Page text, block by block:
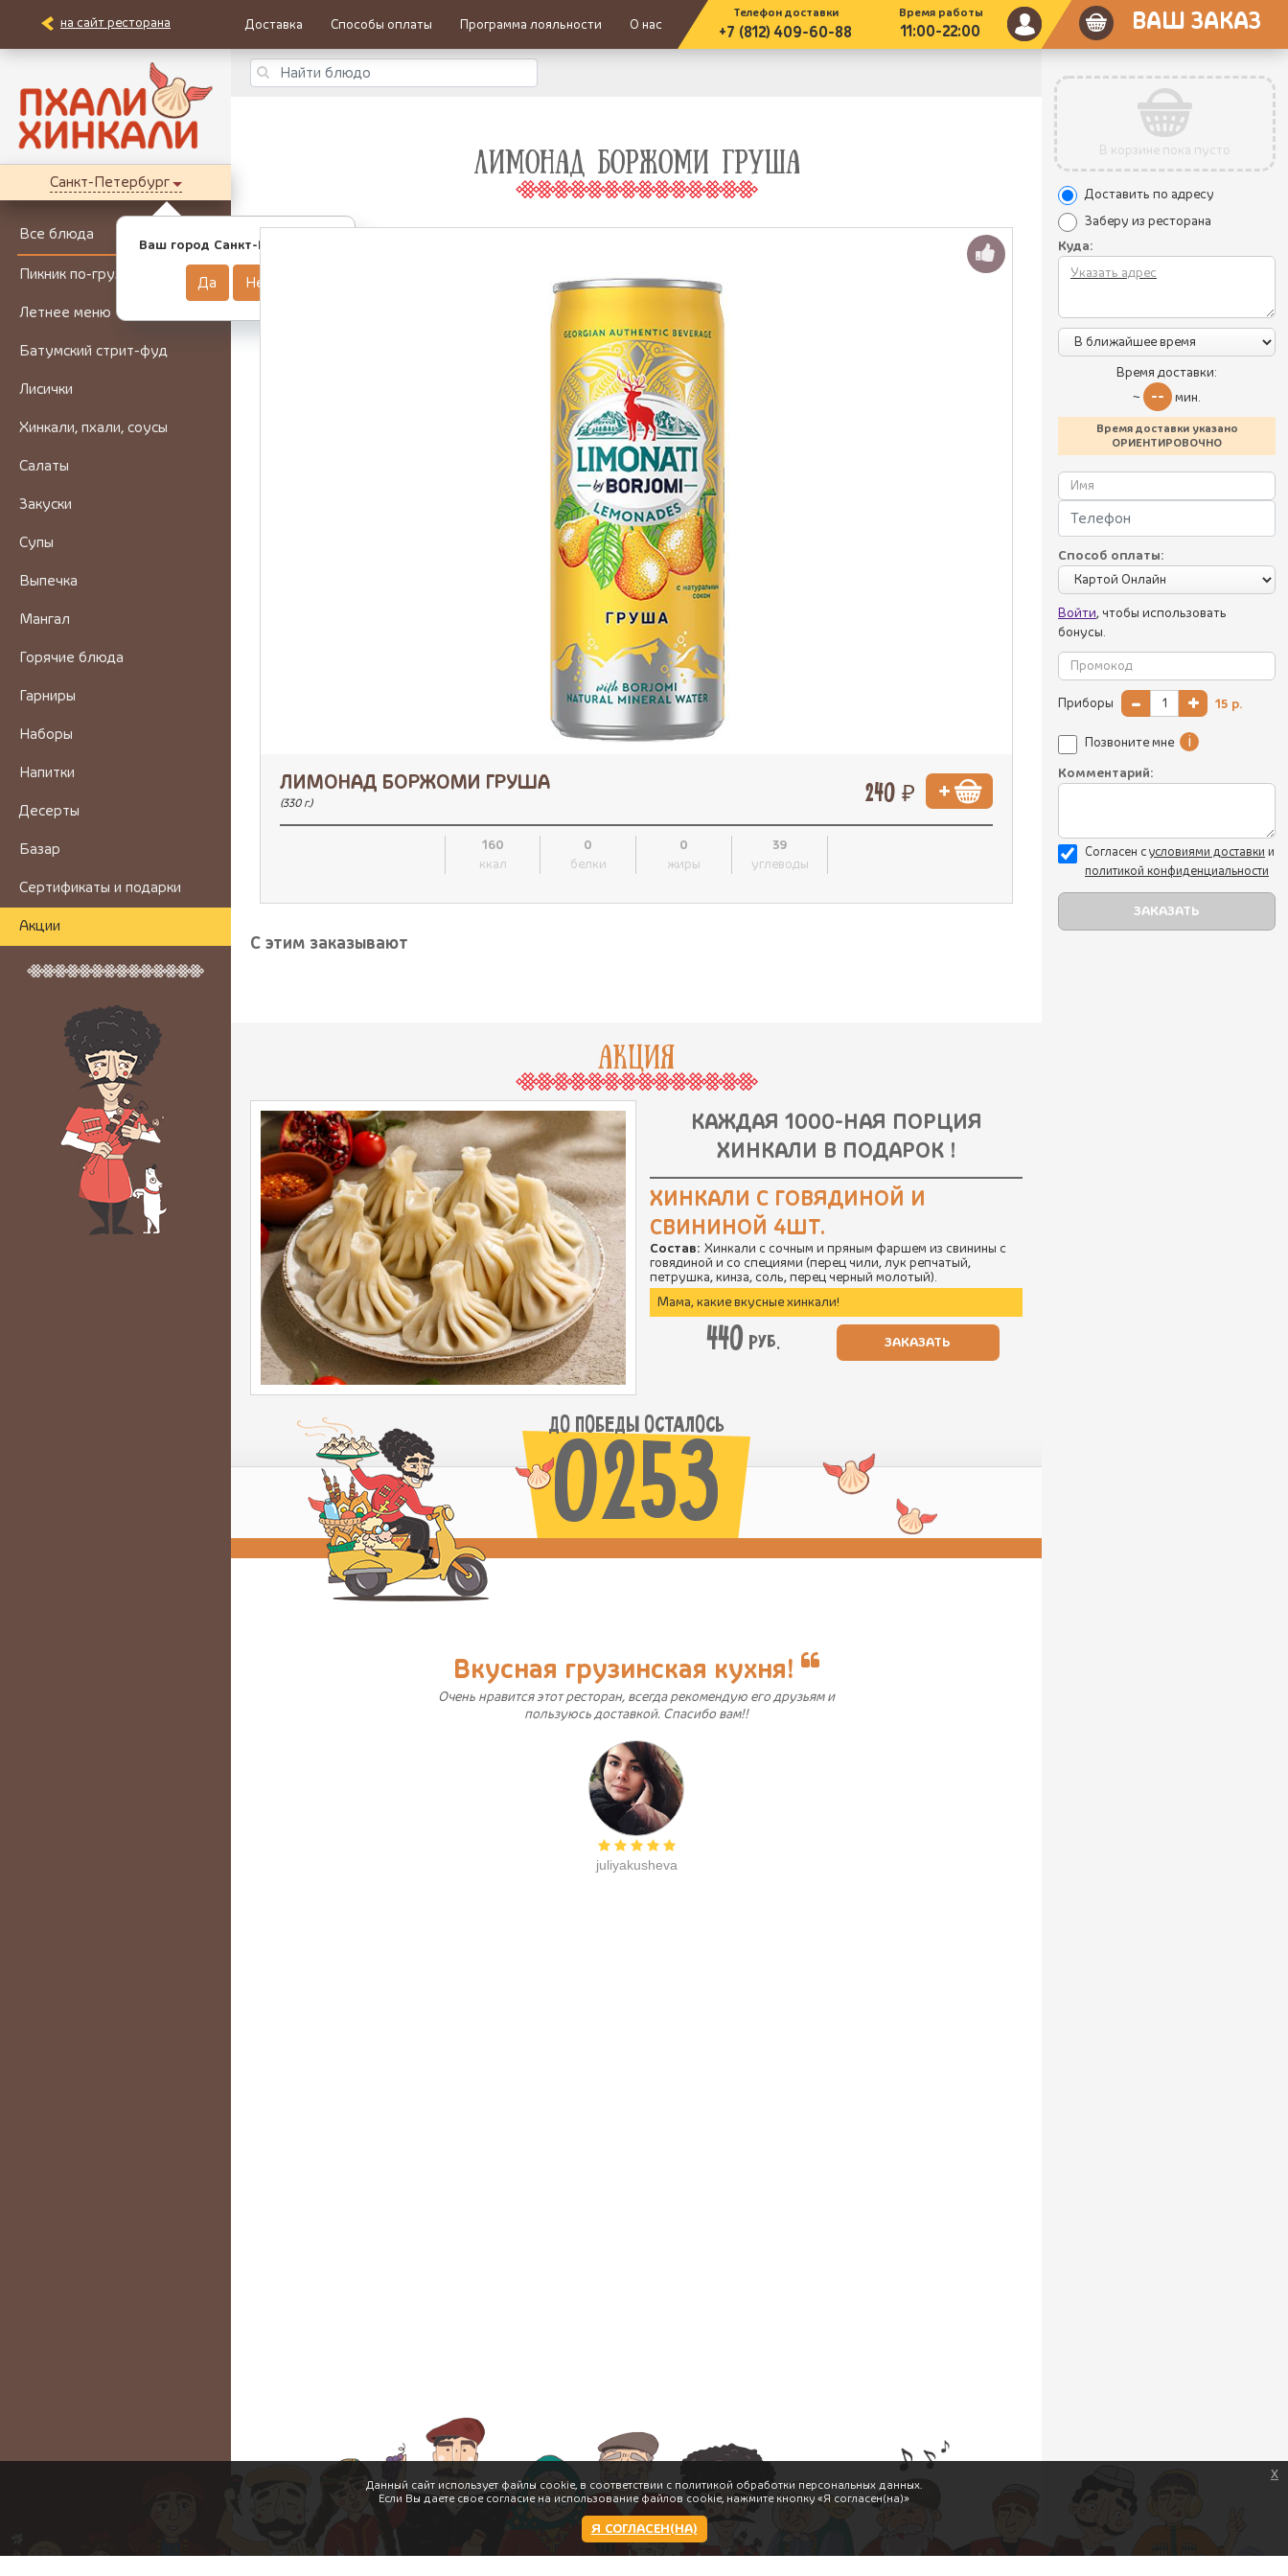
на сайт ресторана Доставка Способы оплаты Программа лояльности О нас
Телефон доставки
+7 (812) 409-60-88
Время работы
11:00-22:00 ВАШ ЗАКАЗ
Санкт-Петербург
Ваш город Санкт-Петербург?
Да Нет
Все блюда
Пикник по-грузински
Летнее меню
Батумский стрит-фуд
Лисички
Хинкали, пхали, соусы
Салаты
Закуски
Супы
Выпечка
Мангал
Горячие блюда
Гарниры
Наборы
Напитки
Десерты
Базар
Сертификаты и подарки
Акции
ЛИМОНАД БОРЖОМИ ГРУША
ЛИМОНАД БОРЖОМИ ГРУША
(330 г.) 240 ₽
160
ккал
0
белки
0
жиры
39
углеводы
С этим заказывают
АКЦИЯ
КАЖДАЯ 1000-НАЯ ПОРЦИЯ
ХИНКАЛИ В ПОДАРОК !
ХИНКАЛИ С ГОВЯДИНОЙ И
СВИНИНОЙ 4ШТ.
Состав: Хинкали с сочным и пряным фаршем из свинины с
говядиной и со специями (перец чили, лук репчатый,
петрушка, кинза, соль, перец черный молотый).
Мама, какие вкусные хинкали!
440 руб.
ДО ПОБЕДЫ ОСТАЛОСЬ
0253
Вкусная грузинская кухня!
Очень нравится этот ресторан, всегда рекомендую его друзьям и
пользуюсь доставкой. Спасибо вам!!
juliyakusheva
В корзине пока пусто
Доставить по адресу
Заберу из ресторана
Куда:
Время доставки:
~
-- мин.
Время доставки указано
ОРИЕНТИРОВОЧНО
Способ оплаты:
Войти, чтобы использовать
бонусы.
Приборы - + 15 р.
Позвоните мне i
Комментарий:
Согласен суcловиями доставки и
политикой конфиденциальности
Данный сайт использует файлы cookie, в соответствии с политикой обработки персональных данных.
Если Вы даете свое согласие на использование файлов cookie, нажмите кнопку «Я согласен(на)»
Я СОГЛАСЕН(НА)
x